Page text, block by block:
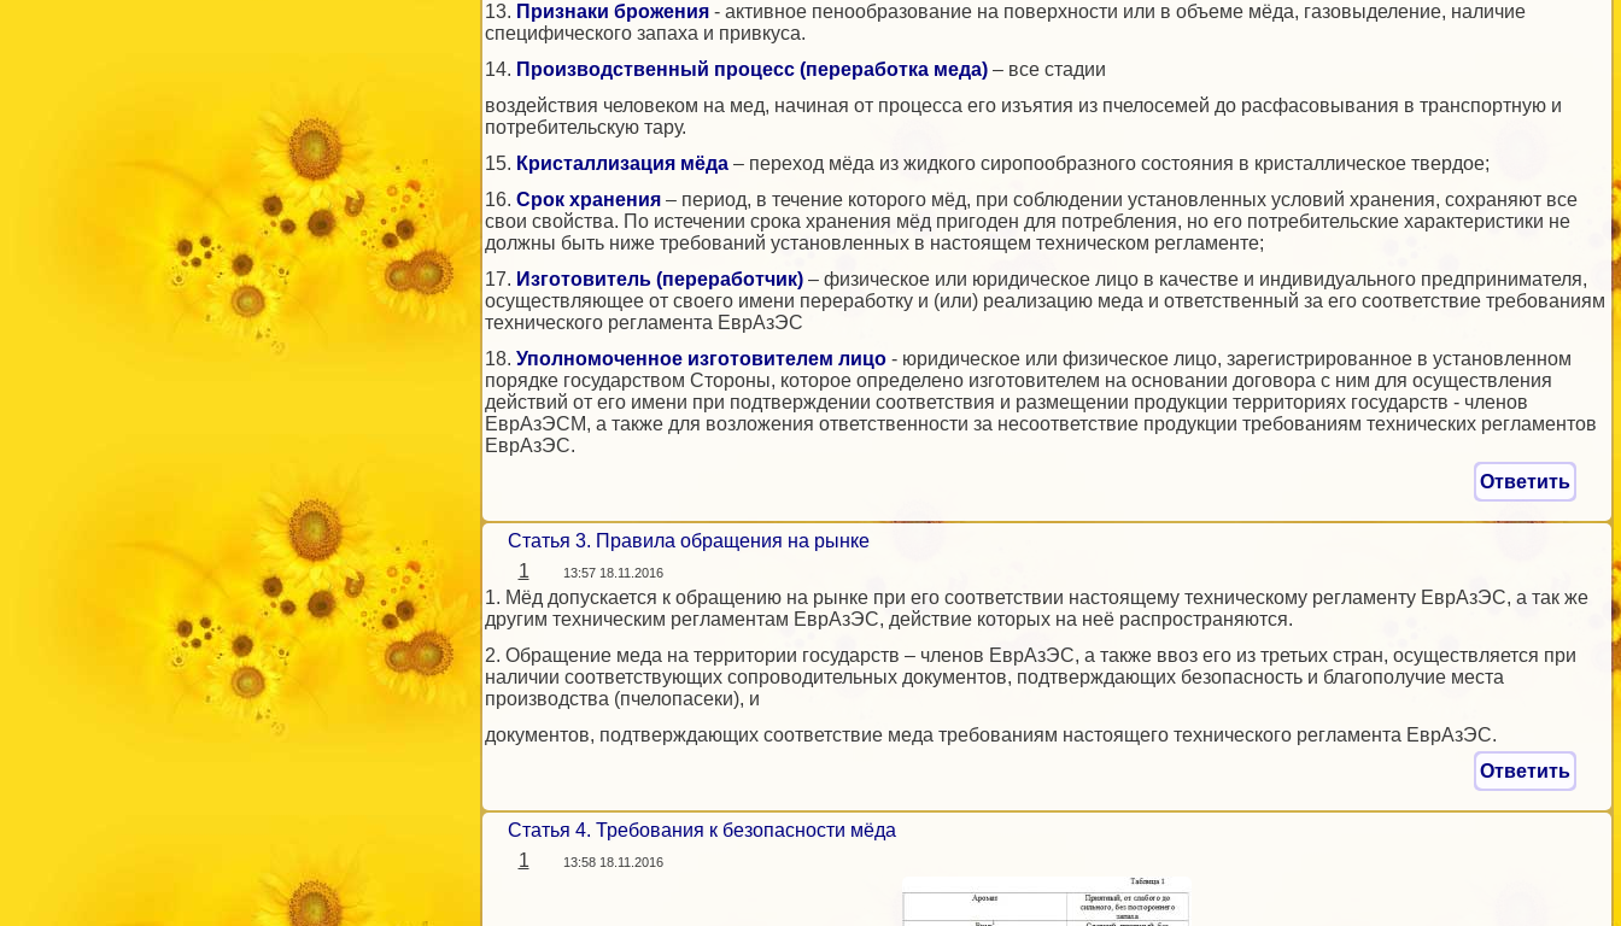
13. Признаки брожения - активное пенообразование на поверхности или в объеме мёда, газовыделение, наличие
специфического запаха и привкуса.
14. Производственный процесс (переработка меда) – все стадии
воздействия человеком на мед, начиная от процесса его изъятия из пчелосемей до расфасовывания в транспортную и
потребительскую тару.
15. Кристаллизация мёда – переход мёда из жидкого сиропообразного состояния в кристаллическое твердое;
16. Срок хранения – период, в течение которого мёд, при соблюдении установленных условий хранения, сохраняют все
свои свойства. По истечении срока хранения мёд пригоден для потребления, но его потребительские характеристики не
должны быть ниже требований установленных в настоящем техническом регламенте;
17. Изготовитель (переработчик) – физическое или юридическое лицо в качестве и индивидуального предпринимателя,
осуществляющее от своего имени переработку и (или) реализацию меда и ответственный за его соответствие требованиям
технического регламента ЕврАзЭС
18. Уполномоченное изготовителем лицо - юридическое или физическое лицо, зарегистрированное в установленном
порядке государством Стороны, которое определено изготовителем на основании договора с ним для осуществления
действий от его имени при подтверждении соответствия и размещении продукции территориях государств - членов
ЕврАзЭСМ, а также для возложения ответственности за несоответствие продукции требованиям технических регламентов
ЕврАзЭС.
Ответить
Статья 3. Правила обращения на рынке
1
13:57 18.11.2016
1. Мёд допускается к обращению на рынке при его соответствии настоящему техническому регламенту ЕврАзЭС, а так же
другим техническим регламентам ЕврАзЭС, действие которых на неё распространяются.
2. Обращение меда на территории государств – членов ЕврАзЭС, а также ввоз его из третьих стран, осуществляется при
наличии соответствующих сопроводительных документов, подтверждающих безопасность и благополучие места
производства (пчелопасеки), и
документов, подтверждающих соответствие меда требованиям настоящего технического регламента ЕврАзЭС.
Ответить
Статья 4. Требования к безопасности мёда
1
13:58 18.11.2016